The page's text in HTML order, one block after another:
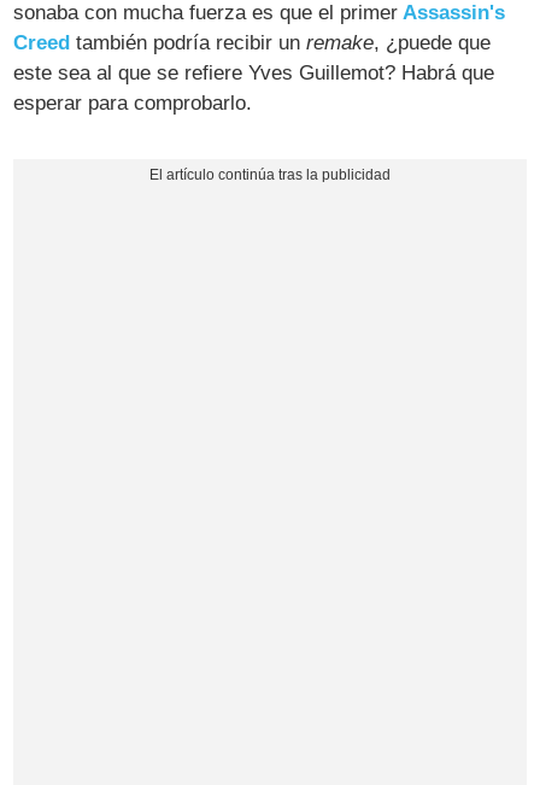
sonaba con mucha fuerza es que el primer Assassin's
Creed también podría recibir unremake, ¿puede que
este sea al que se refiere Yves Guillemot? Habrá que
esperar para comprobarlo.